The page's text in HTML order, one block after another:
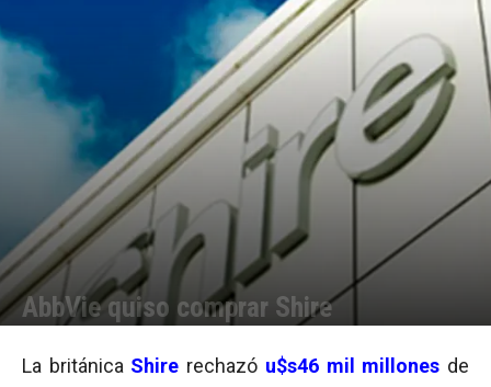
AbbVie quiso comprar Shire
La británica Shire rechazó u$s46 mil millones de